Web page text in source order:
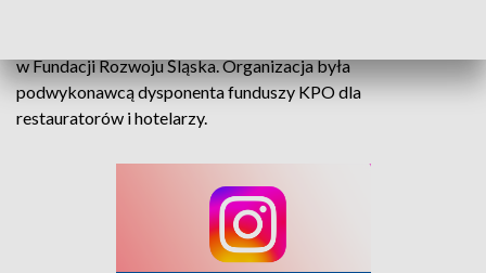
w Fundacji Rozwoju Śląska. Organizacja była
podwykonawcą dysponenta funduszy KPO dla
restauratorów i hotelarzy.